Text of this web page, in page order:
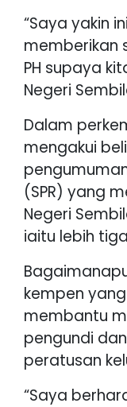
“Saya yakin
memberikan
PH supaya
Negeri
Dalam
mengakui
(SPR) yang
Negeri
iaitu lebih
kempen
membantu
pengundi
peratusan
“Saya